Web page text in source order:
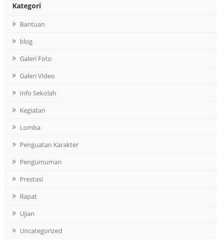
Kategori
Bantuan
blog
Galeri Foto
Galeri Video
Info Sekolah
Kegiatan
Lomba
Penguatan Karakter
Pengumuman
Prestasi
Rapat
Ujian
Uncategorized